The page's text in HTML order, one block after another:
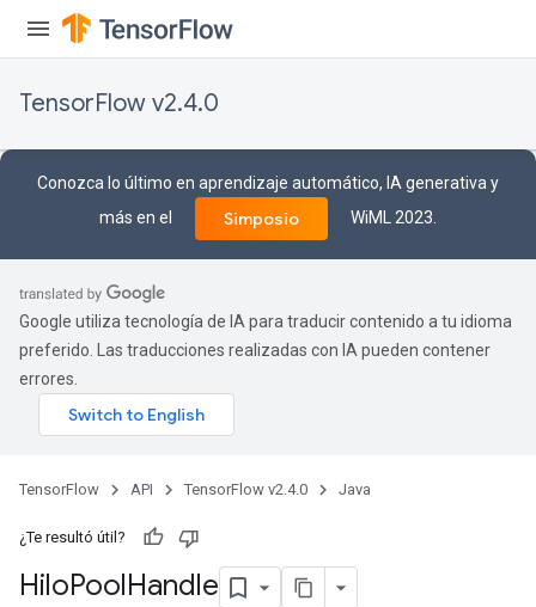
TensorFlow v2.4.0
Conozca lo último en aprendizaje automático, IA generativa y
más en el
Simposio WiML 2023.
Google utiliza tecnología de IA para traducir contenido a tu idioma
preferido. Las traducciones realizadas con IA pueden contener
errores.
TensorFlow API TensorFlow v2.4.0 Java
¿Te resultó útil?
HiloPoolHandle